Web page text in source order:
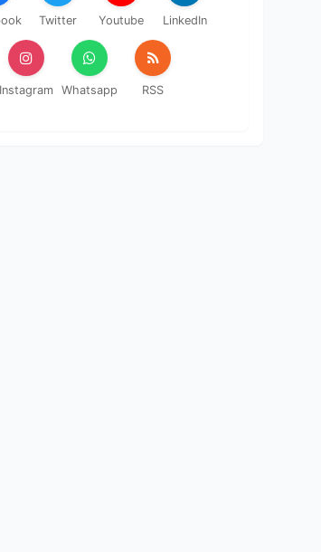
Twitter Youtube LinkedIn
Instagram Whatsapp RSS